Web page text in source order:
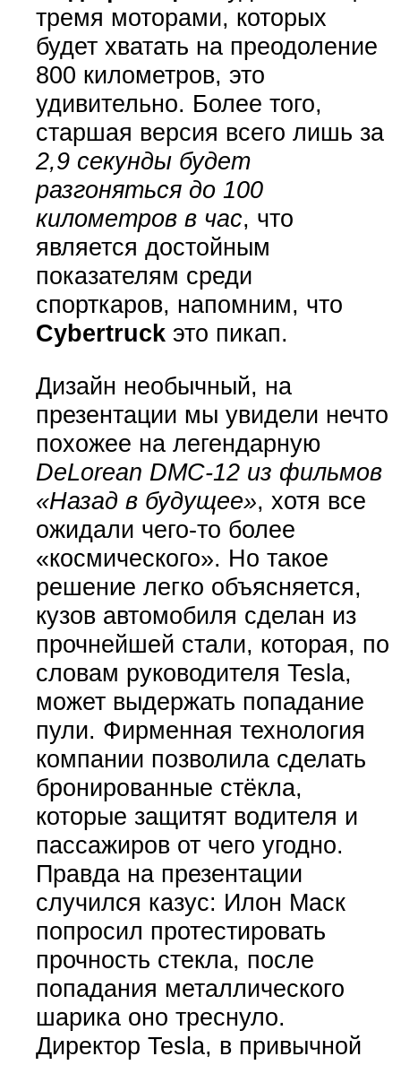
тремя моторами, которых
будет хватать на преодоление
800 километров, это
удивительно. Более того,
старшая версия всего лишь за
2,9 секунды будет
разгоняться до 100
километров в час, что
является достойным
показателям среди
спорткаров, напомним, что
Cybertruckэто пикап.
Дизайн необычный, на
презентации мы увидели нечто
похожее на легендарную
DeLorean DMC-12 из фильмов
«Назад в будущее», хотя все
ожидали чего-то более
«космического». Но такое
решение легко объясняется,
кузов автомобиля сделан из
прочнейшей стали, которая, по
словам руководителя Tesla,
может выдержать попадание
пули. Фирменная технология
компании позволила сделать
бронированные стёкла,
которые защитят водителя и
пассажиров от чего угодно.
Правда на презентации
случился казус: Илон Маск
попросил протестировать
прочность стекла, после
попадания металлического
шарика оно треснуло.
Директор Tesla, в привычной